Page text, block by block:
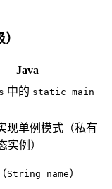
Java
中的 static main
现单例模式（私有
实例）
String name）